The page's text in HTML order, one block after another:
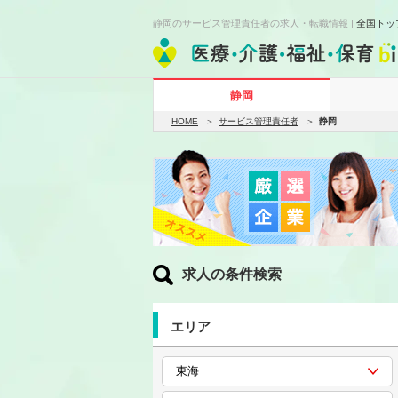
静岡のサービス管理責任者の求人・転職情報 | 全国トッ
静岡
HOME サービス管理責任者 静岡
求人の条件検索
エリア